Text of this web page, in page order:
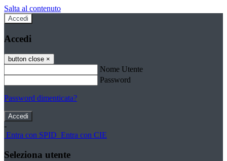
Salta al contenuto
Accedi
Accedi
button close ×
Nome Utente
Password
Password dimenticata?
-
Entra con SPID Entra con CIE
Seleziona utente